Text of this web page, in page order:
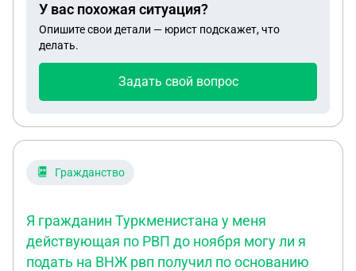
года, действие паспорта беларуси заканчивается
на следующей неделе, заменить он сможет
только в 2027 году, то есть в этом и в следующем
сейчас обратится в мвд и уведомить за пропуски,
если прийти в мвд и не приходить
У вас похожая ситуация?
Опишите свои детали — юрист подскажет, что
делать.
Задать свой вопрос
Гражданство
Я гражданин Туркменистана у меня
действующая по РВП до ноября могу ли я
подать на ВНЖ рвп получил по основанию